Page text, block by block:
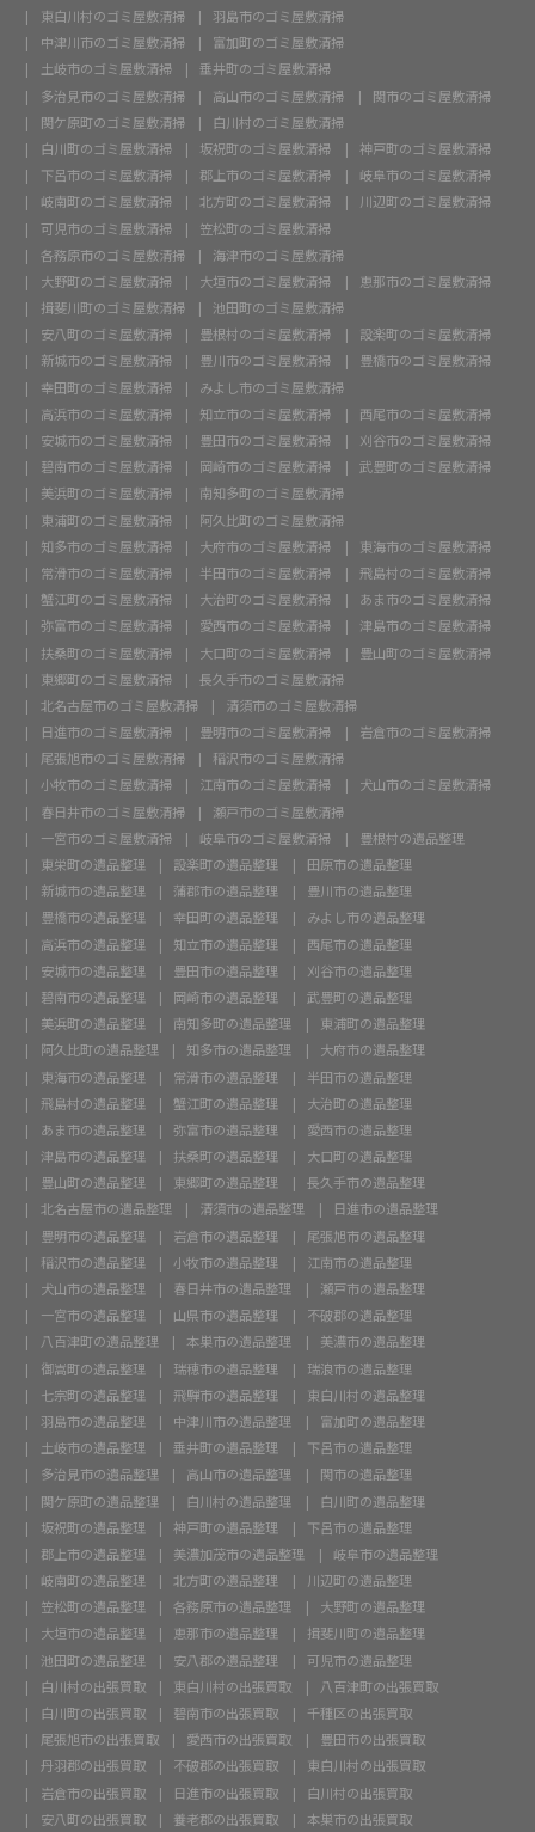
東白川村のゴミ屋敷清掃
羽島市のゴミ屋敷清掃
中津川市のゴミ屋敷清掃
富加町のゴミ屋敷清掃
土岐市のゴミ屋敷清掃
垂井町のゴミ屋敷清掃
多治見市のゴミ屋敷清掃
高山市のゴミ屋敷清掃
関市のゴミ屋敷清掃
関ケ原町のゴミ屋敷清掃
白川村のゴミ屋敷清掃
白川町のゴミ屋敷清掃
坂祝町のゴミ屋敷清掃
神戸町のゴミ屋敷清掃
下呂市のゴミ屋敷清掃
郡上市のゴミ屋敷清掃
岐阜市のゴミ屋敷清掃
岐南町のゴミ屋敷清掃
北方町のゴミ屋敷清掃
川辺町のゴミ屋敷清掃
可児市のゴミ屋敷清掃
笠松町のゴミ屋敷清掃
各務原市のゴミ屋敷清掃
海津市のゴミ屋敷清掃
大野町のゴミ屋敷清掃
大垣市のゴミ屋敷清掃
恵那市のゴミ屋敷清掃
揖斐川町のゴミ屋敷清掃
池田町のゴミ屋敷清掃
安八町のゴミ屋敷清掃
豊根村のゴミ屋敷清掃
設楽町のゴミ屋敷清掃
新城市のゴミ屋敷清掃
豊川市のゴミ屋敷清掃
豊橋市のゴミ屋敷清掃
幸田町のゴミ屋敷清掃
みよし市のゴミ屋敷清掃
高浜市のゴミ屋敷清掃
知立市のゴミ屋敷清掃
西尾市のゴミ屋敷清掃
安城市のゴミ屋敷清掃
豊田市のゴミ屋敷清掃
刈谷市のゴミ屋敷清掃
碧南市のゴミ屋敷清掃
岡崎市のゴミ屋敷清掃
武豊町のゴミ屋敷清掃
美浜町のゴミ屋敷清掃
南知多町のゴミ屋敷清掃
東浦町のゴミ屋敷清掃
阿久比町のゴミ屋敷清掃
知多市のゴミ屋敷清掃
大府市のゴミ屋敷清掃
東海市のゴミ屋敷清掃
常滑市のゴミ屋敷清掃
半田市のゴミ屋敷清掃
飛島村のゴミ屋敷清掃
蟹江町のゴミ屋敷清掃
大治町のゴミ屋敷清掃
あま市のゴミ屋敷清掃
弥富市のゴミ屋敷清掃
愛西市のゴミ屋敷清掃
津島市のゴミ屋敷清掃
扶桑町のゴミ屋敷清掃
大口町のゴミ屋敷清掃
豊山町のゴミ屋敷清掃
東郷町のゴミ屋敷清掃
長久手市のゴミ屋敷清掃
北名古屋市のゴミ屋敷清掃
清須市のゴミ屋敷清掃
日進市のゴミ屋敷清掃
豊明市のゴミ屋敷清掃
岩倉市のゴミ屋敷清掃
尾張旭市のゴミ屋敷清掃
稲沢市のゴミ屋敷清掃
小牧市のゴミ屋敷清掃
江南市のゴミ屋敷清掃
犬山市のゴミ屋敷清掃
春日井市のゴミ屋敷清掃
瀬戸市のゴミ屋敷清掃
一宮市のゴミ屋敷清掃
岐阜市のゴミ屋敷清掃
豊根村の遺品整理
東栄町の遺品整理
設楽町の遺品整理
田原市の遺品整理
新城市の遺品整理
蒲郡市の遺品整理
豊川市の遺品整理
豊橋市の遺品整理
幸田町の遺品整理
みよし市の遺品整理
高浜市の遺品整理
知立市の遺品整理
西尾市の遺品整理
安城市の遺品整理
豊田市の遺品整理
刈谷市の遺品整理
碧南市の遺品整理
岡崎市の遺品整理
武豊町の遺品整理
美浜町の遺品整理
南知多町の遺品整理
東浦町の遺品整理
阿久比町の遺品整理
知多市の遺品整理
大府市の遺品整理
東海市の遺品整理
常滑市の遺品整理
半田市の遺品整理
飛島村の遺品整理
蟹江町の遺品整理
大治町の遺品整理
あま市の遺品整理
弥富市の遺品整理
愛西市の遺品整理
津島市の遺品整理
扶桑町の遺品整理
大口町の遺品整理
豊山町の遺品整理
東郷町の遺品整理
長久手市の遺品整理
北名古屋市の遺品整理
清須市の遺品整理
日進市の遺品整理
豊明市の遺品整理
岩倉市の遺品整理
尾張旭市の遺品整理
稲沢市の遺品整理
小牧市の遺品整理
江南市の遺品整理
犬山市の遺品整理
春日井市の遺品整理
瀬戸市の遺品整理
一宮市の遺品整理
山県市の遺品整理
不破郡の遺品整理
八百津町の遺品整理
本巣市の遺品整理
美濃市の遺品整理
御嵩町の遺品整理
瑞穂市の遺品整理
瑞浪市の遺品整理
七宗町の遺品整理
飛騨市の遺品整理
東白川村の遺品整理
羽島市の遺品整理
中津川市の遺品整理
富加町の遺品整理
土岐市の遺品整理
垂井町の遺品整理
下呂市の遺品整理
多治見市の遺品整理
高山市の遺品整理
関市の遺品整理
関ケ原町の遺品整理
白川村の遺品整理
白川町の遺品整理
坂祝町の遺品整理
神戸町の遺品整理
下呂市の遺品整理
郡上市の遺品整理
美濃加茂市の遺品整理
岐阜市の遺品整理
岐南町の遺品整理
北方町の遺品整理
川辺町の遺品整理
笠松町の遺品整理
各務原市の遺品整理
大野町の遺品整理
大垣市の遺品整理
恵那市の遺品整理
揖斐川町の遺品整理
池田町の遺品整理
安八郡の遺品整理
可児市の遺品整理
白川村の出張買取
東白川村の出張買取
八百津町の出張買取
白川町の出張買取
碧南市の出張買取
千種区の出張買取
尾張旭市の出張買取
愛西市の出張買取
豊田市の出張買取
丹羽郡の出張買取
不破郡の出張買取
東白川村の出張買取
岩倉市の出張買取
日進市の出張買取
白川村の出張買取
安八町の出張買取
養老郡の出張買取 本巣市の出張買取